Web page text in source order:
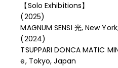
【Solo Exhibitions】
(2025)
MAGNUM SENSI 光, New
(2024)
TSUPPARI DONCA MATIC
e, Tokyo, Japan